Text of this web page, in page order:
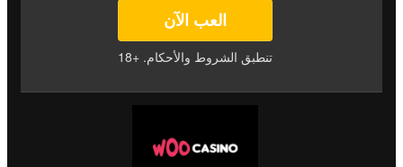
العب الآن
تنطبق الشروط والأحكام. +18